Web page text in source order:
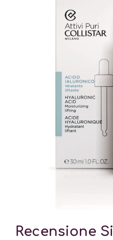
Recensione